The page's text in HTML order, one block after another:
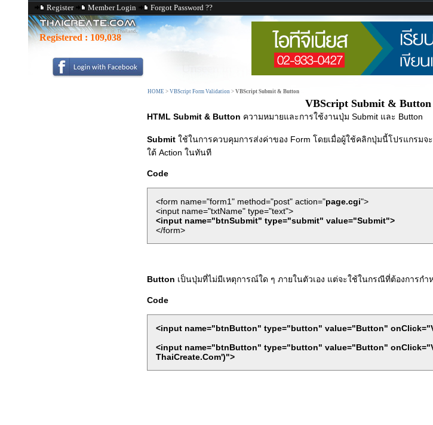
Register Member Login Forgot Password ??
Registered : 109,038
HOME > VBScript Form Validation > VBScript Submit & Button
VBScript Submit & Button
HTML Submit & Button ความหมายและการใช้งานปุ่ม Submit และ Button
Submit ใช้ในการควบคุมการส่งค่าของ Form โดยเมื่อผู้ใช้คลิกปุ่มนี้โปรแกรมจ
ใต้ Action ในทันที
Code
<form name="form1" method="post" action="page.cgi">
<input name="txtName" type="text">
<input name="btnSubmit" type="submit" value="Submit">
</form>
Button เป็นปุ่มที่ไม่มีเหตุการณ์ใด ๆ ภายในตัวเอง แต่จะใช้ในกรณีที่ต้องการกำ
Code
<input name="btnButton" type="button" value="Button"
<input name="btnButton" type="button" value="Button"
ThaiCreate.Com')">